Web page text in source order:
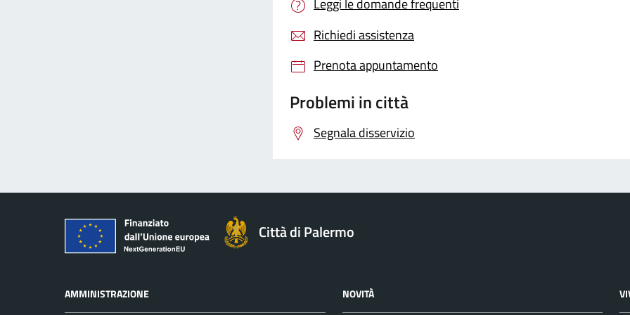
Leggi le domande frequenti
Richiedi assistenza
Prenota appuntamento
Problemi in città
Segnala disservizio
Città di Palermo
AMMINISTRAZIONE NOVITÀ